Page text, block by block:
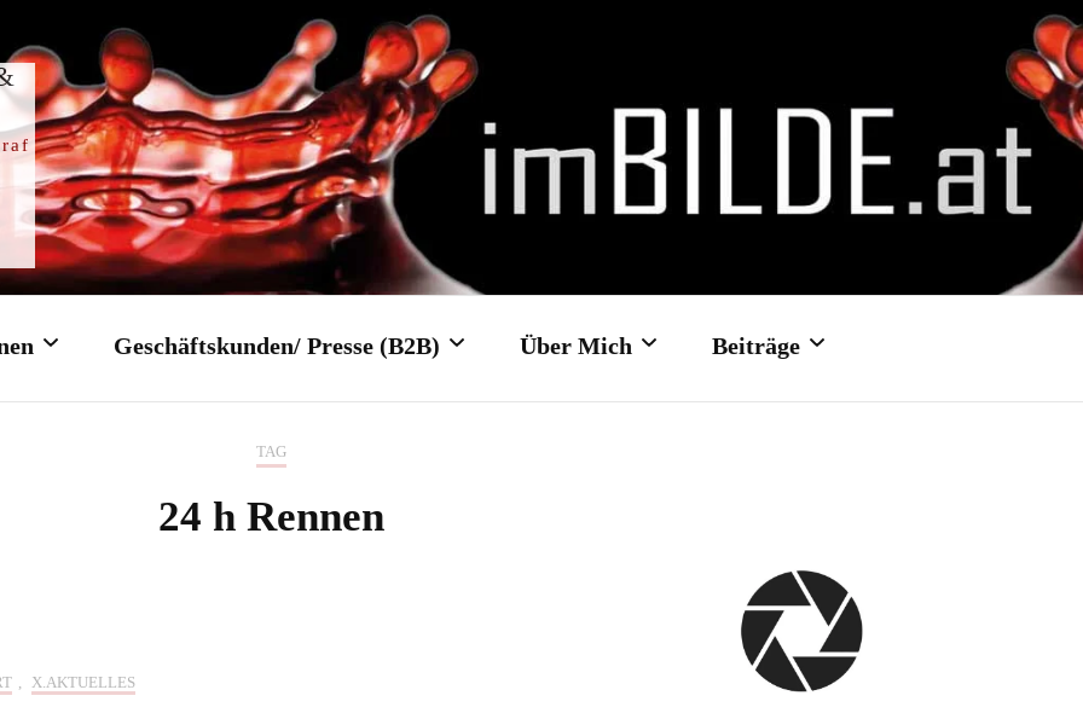
Geschäftskunden/ Presse (B2B)
Firmenfeier/ Firmenevent
Tagungen/ Konferenzen
Über Mich Beiträge
Traunsee
Hochzeitslocations OÖ
TAG
24 h Rennen
X.AKTUELLES